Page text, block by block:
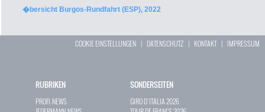
�bersicht Burgos-Rundfahrt (ESP), 2022
COOKIE EINSTELLUNGEN | DATENSCHUTZ | KONTAKT| IMPRESSUM
RUBRIKEN
PROFI-NEWS
SONDERSEITEN
GIRO D`ITALIA 2026